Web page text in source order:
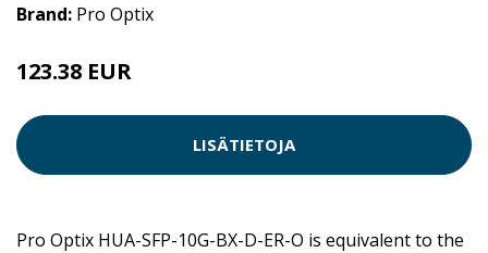
Brand: Pro Optix
123.38 EUR
LISÄTIETOJA
Pro Optix HUA-SFP-10G-BX-D-ER-O is equivalent to the